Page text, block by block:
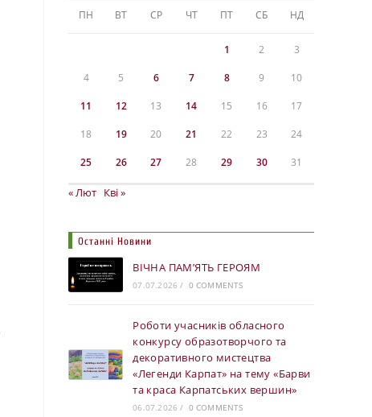
ПН ВТ СР ЧТ ПТ СБ НД
1 2 3
4 5 6 7 8 9 10
11 12 13 14 15 16 17
18 19 20 21 22 23 24
25 26 27 28 29 30 31
« Лют Кві »
Останні Новини
ВІЧНА ПАМ’ЯТЬ ГЕРОЯМ
07.07.2026 / 0 COMMENTS
Роботи учасників обласного
конкурсу образотворчого та
декоративного мистецтва
«Легенди Карпат» на тему «Барви
та краса Карпатських вершин»
06.07.2026 / 0 COMMENTS